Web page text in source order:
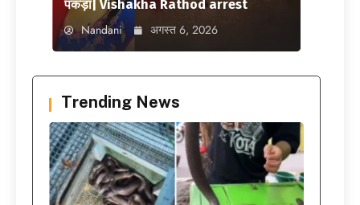
पकड़ा| Vishakha Rathod arrest
Nandani अगस्त 6, 2026
Trending News